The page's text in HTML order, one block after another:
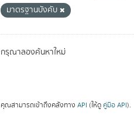
มาตรฐานบังคับ
กรุณาลองค้นหาใหม่
คุณสามารถเข้าถึงคลังทาง API (ให้ดู คู่มือ API).